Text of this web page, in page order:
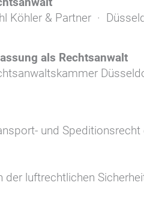
Köhler & Partner ·
als Rechtsanwalt
und
der luftrechtlichen